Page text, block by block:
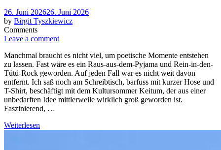
Posted
on
26. Juni 202626. Juni 2026
by Birgit Tyszkiewicz
Comments
Leave a comment
Manchmal braucht es nicht viel, um poetische Momente entstehen
zu lassen. Fast wäre es ein Raus-aus-dem-Pyjama und Rein-in-den-
Tütü-Rock geworden. Auf jeden Fall war es nicht weit davon
entfernt. Ich saß noch am Schreibtisch, barfuss mit kurzer Hose und
T-Shirt, beschäftigt mit dem Kultursommer Keitum, der aus einer
unbedarften Idee mittlerweile wirklich groß geworden ist.
Faszinierend, …
Weiterlesen